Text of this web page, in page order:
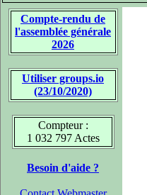
Compte-rendu de
l'assemblée générale
2026
Utiliser groups.io
(23/10/2020)
Compteur :
1 032 797 Actes
Besoin d'aide ?